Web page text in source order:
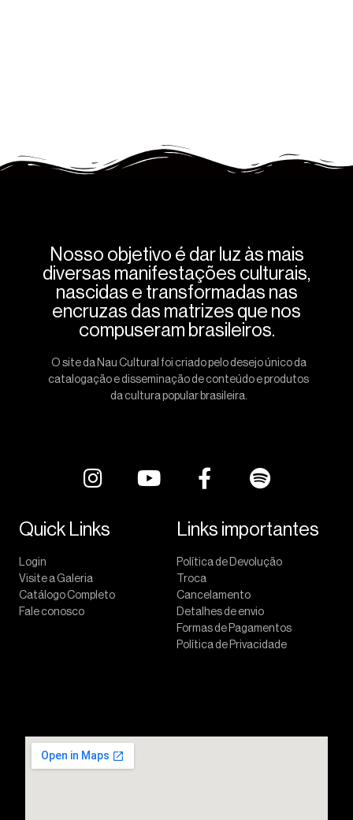
Nosso objetivo é dar luz às mais
diversas manifestações culturais,
nascidas e transformadas nas
encruzas das matrizes que nos
compuseram brasileiros.
O site da Nau Cultural foi criado pelo desejo único da
catalogação e disseminação de conteúdo e produtos
da cultura popular brasileira.
Quick Links
Login
Visite a Galeria
Catálogo Completo
Fale conosco
Links importantes
Política de Devolução
Troca
Cancelamento
Detalhes de envio
Formas de Pagamentos
Política de Privacidade